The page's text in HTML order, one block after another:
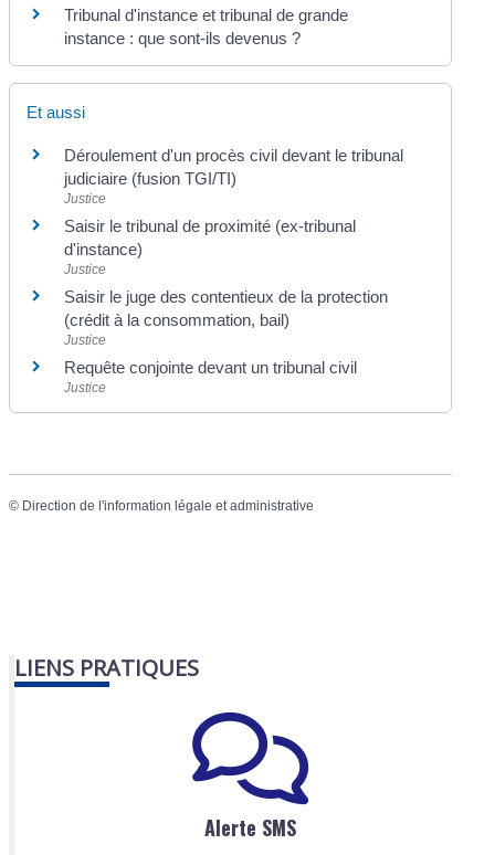
Tribunal d'instance et tribunal de grande
instance : que sont-ils devenus ?
Et aussi
Déroulement d'un procès civil devant le tribunal
judiciaire (fusion TGI/TI)
Justice
Saisir le tribunal de proximité (ex-tribunal
d'instance)
Justice
Saisir le juge des contentieux de la protection
(crédit à la consommation, bail)
Justice
Requête conjointe devant un tribunal civil
Justice
© Direction de l'information légale et administrative
LIENS PRATIQUES
Alerte SMS